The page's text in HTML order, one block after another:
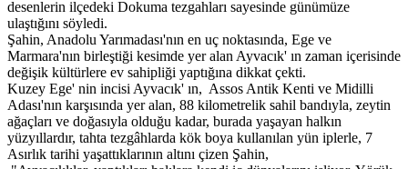
desenlerin ilçedeki Dokuma tezgahları sayesinde günümüze
ulaştığını söyledi.
Şahin, Anadolu Yarımadası'nın en uç noktasında, Ege ve
Marmara'nın birleştiği kesimde yer alan Ayvacık' ın zaman içerisinde
değişik kültürlere ev sahipliği yaptığına dikkat çekti.
Kuzey Ege' nin incisi Ayvacık' ın, Assos Antik Kenti ve Midilli
Adası'nın karşısında yer alan, 88 kilometrelik sahil bandıyla, zeytin
ağaçları ve doğasıyla olduğu kadar, burada yaşayan halkın
yüzyıllardır, tahta tezgâhlarda kök boya kullanılan yün iplerle, 7
Asırlık tarihi yaşattıklarının altını çizen Şahin,